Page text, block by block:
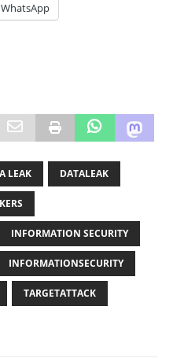
WhatsApp
LEAK DATALEAK
INFORMATION SECURITY
INFORMATIONSECURITY
TARGETATTACK